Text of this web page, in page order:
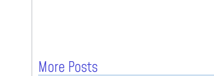
More Posts